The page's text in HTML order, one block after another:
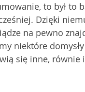
to był to
Dzięki
na pewno
niektóre
się inne,